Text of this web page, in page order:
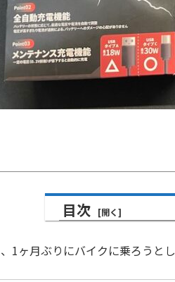
目次
1ヶ月ぶりにバイクに乗ろうと